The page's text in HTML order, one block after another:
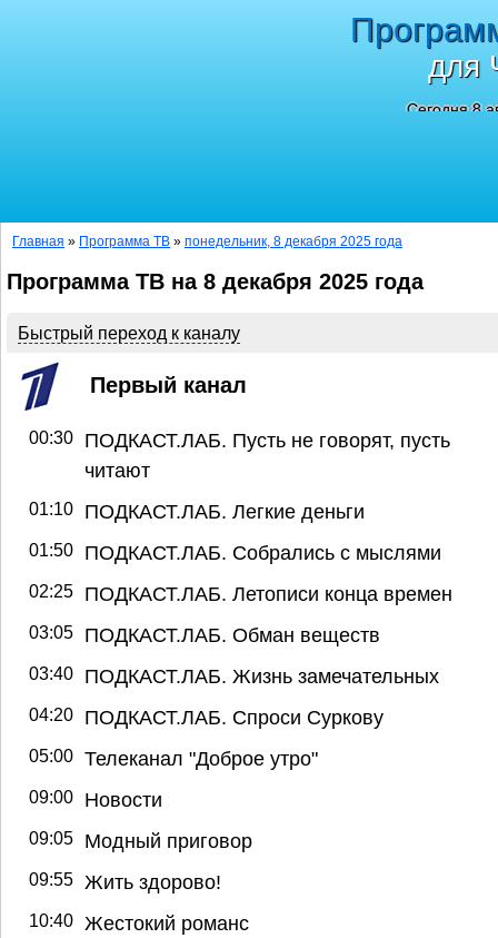
для
Сегодня 8
Главная » Программа ТВ » понедельник, 8 декабря 2025 года
Программа ТВ на 8 декабря 2025 года
Быстрый переход к каналу
Первый канал
00:30
ПОДКАСТ.ЛАБ. Пусть не говорят, пусть
читают
01:10 ПОДКАСТ.ЛАБ. Легкие деньги
01:50 ПОДКАСТ.ЛАБ. Собрались с мыслями
02:25 ПОДКАСТ.ЛАБ. Летописи конца времен
03:05 ПОДКАСТ.ЛАБ. Обман веществ
03:40 ПОДКАСТ.ЛАБ. Жизнь замечательных
04:20 ПОДКАСТ.ЛАБ. Спроси Суркову
05:00 Телеканал "Доброе утро"
09:00 Новости
09:05 Модный приговор
09:55 Жить здорово!
10:40 Жестокий романс